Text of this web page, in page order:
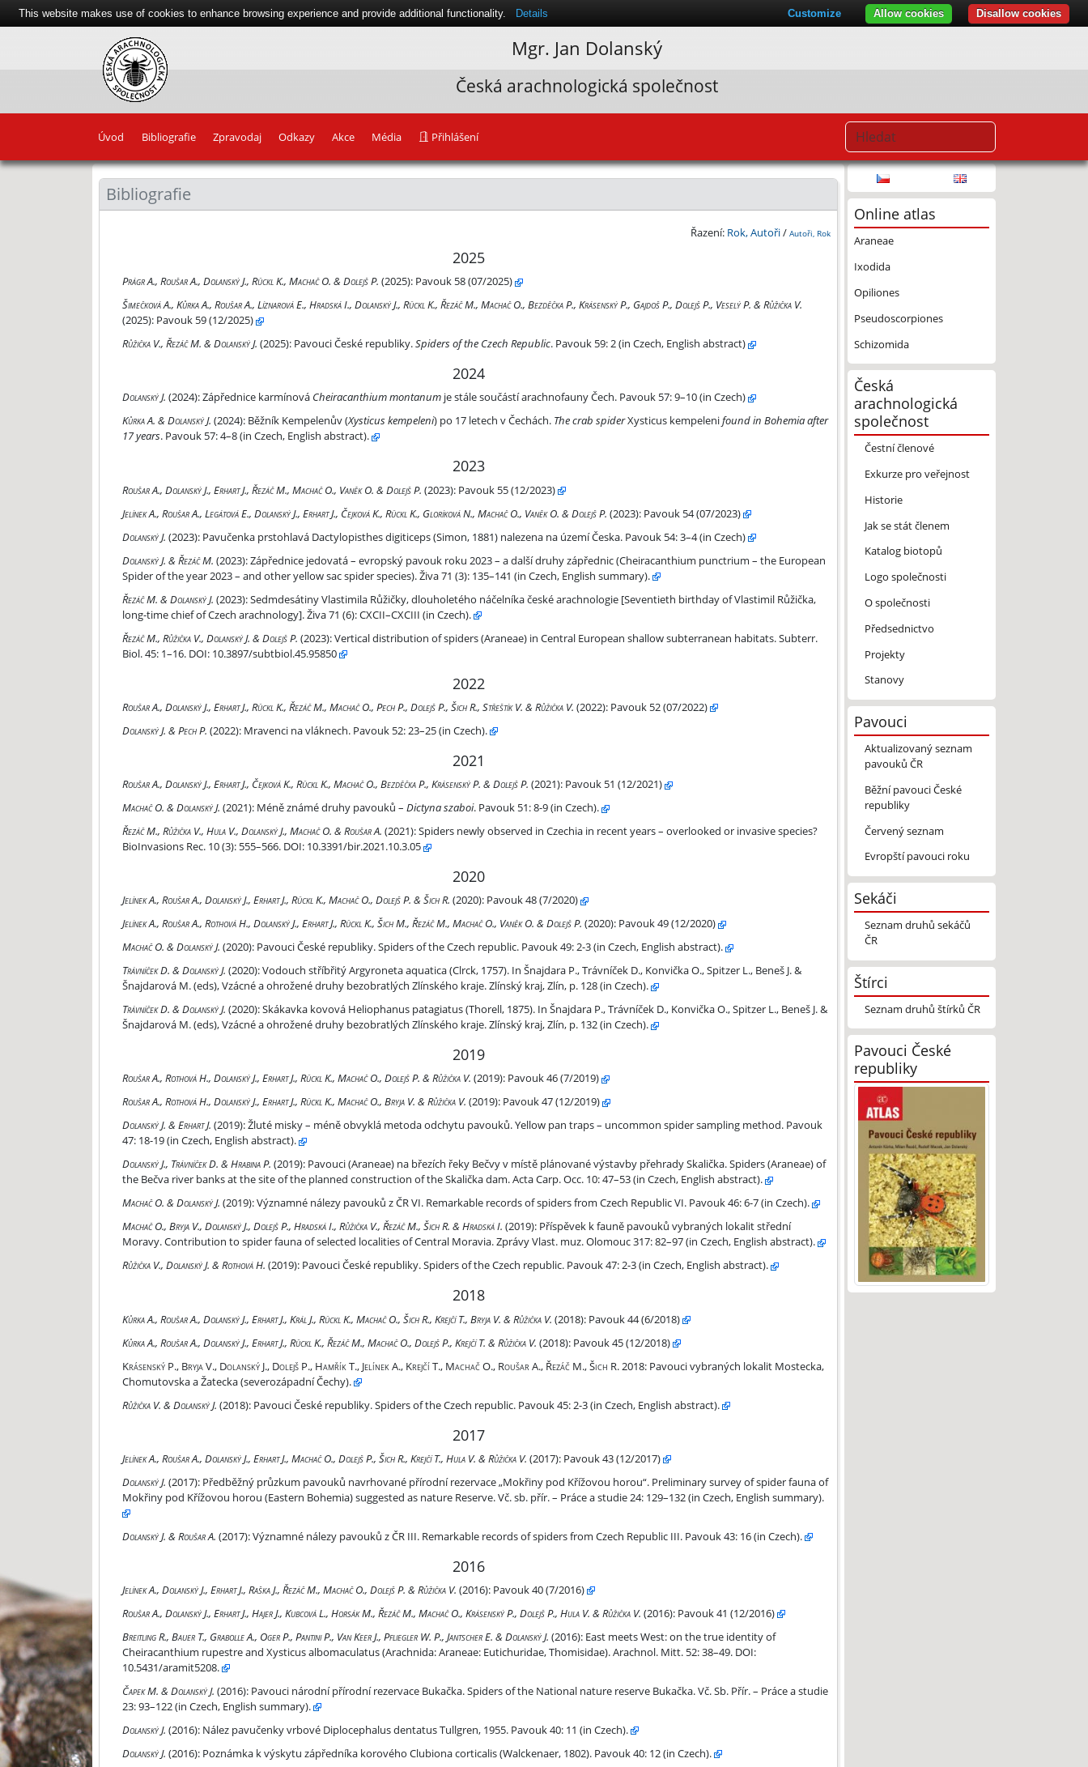
Mgr. Jan Dolanský
Česká arachnologická společnost
Úvod Bibliografie Zpravodaj Odkazy Akce Média Přihlášení
Bibliografie
Řazení: Rok, Autoři/Autoři, Rok
2025
Pavouk 58 (07/2025)
Prágr A., Roušar A., Dolanský J., Rückl K., Machač O. & Dolejš P. (2025): Pavouk 58 (07/2025)
Pavouk 59 (12/2025)
Šimečková A., Kůrka A., Roušar A., Líznarová E., Hradská I., Dolanský J., Rückl K., Řezáč M., Machač O., Bezděčka P., Krásenský P., Gajdoš P., Dolejš P., Veselý P. & Růžička V.
(2025): Pavouk 59 (12/2025)
Pavouci České republiky. Spiders of the Czech Republic. Pavouk 59: 2 (in Czech, English abstract)
Růžička V., Řezáč M. & Dolanský J. (2025): Pavouci České republiky.Spiders of the Czech Republic. Pavouk 59: 2 (in Czech, English abstract)
2024
Zápřednice karmínová Cheiracanthium montanum je stále součástí arachnofauny Čech
Dolanský J. (2024):Zápřednice karmínová Cheiracanthium montanum je stále součástí arachnofauny Čech. Pavouk 57: 9–10 (in Czech)
Běžník Kempelenův (Xysticus kempeleni) po 17 letech v Čechách
Kůrka A. & Dolanský J. (2024): Běžník Kempelenův (Xysticus kempeleni) po 17 letech v Čechách. The crab spiderXysticus kempelenifound in Bohemia after
17 years. Pavouk 57: 4–8 (in Czech, English abstract).
2023
Pavouk 55 (12/2023)
Roušar A., Dolanský J., Erhart J., Řezáč M., Machač O., Vaněk O. & Dolejš P. (2023): Pavouk 55 (12/2023)
Pavouk 54 (07/2023)
Jelínek A., Roušar A., Legátová E., Dolanský J., Erhart J., Čejková K., Rückl K., Gloríková N., Machač O., Vaněk O. & Dolejš P. (2023): Pavouk 54 (07/2023)
Pavučenka prstohlavá Dactylopisthes digiticeps (Simon, 1881) nalezena na území Česka. Pavouk 54: 3–4 (in Czech)
Dolanský J. (2023): Pavučenka prstohlavá Dactylopisthes digiticeps (Simon, 1881) nalezena na území Česka. Pavouk 54: 3–4 (in Czech)
Zápřednice jedovatá – evropský pavouk roku 2023 – a další druhy zápřednic (Cheiracanthium punctrium – the European Spider of the year 2023 – and other yellow sac spider species). Živa
Dolanský J. & Řezáč M. (2023):Zápřednice jedovatá – evropský pavouk roku 2023 – a další druhy zápřednic (Cheiracanthium punctrium – the European
Spider of the year 2023 – and other yellow sac spider species). Živa 71 (3): 135–141 (in Czech, English summary).
Sedmdesátiny Vlastimila Růžičky, dlouholetého náčelníka české arachnologie
Řezáč M. & Dolanský J. (2023):Sedmdesátiny Vlastimila Růžičky, dlouholetého náčelníka české arachnologie [Seventieth birthday of Vlastimil Růžička,
long-time chief of Czech arachnology]. Živa 71 (6): CXCII–CXCIII (in Czech).
Vertical distribution of spiders (Araneae) in Central European shallow subterranean habitats
Řezáč M., Růžička V., Dolanský J. & Dolejš P. (2023):Vertical distribution of spiders (Araneae) in Central European shallow subterranean habitats. Subterr.
Biol. 45: 1–16. DOI: 10.3897/subtbiol.45.95850
2022
Pavouk 52 (07/2022)
Roušar A., Dolanský J., Erhart J., Rückl K., Řezáč M., Machač O., Pech P., Dolejš P., Šich R., Střeštík V. & Růžička V. (2022): Pavouk 52 (07/2022)
Mravenci na vláknech.
Dolanský J. & Pech P. (2022): Mravenci na vláknech. Pavouk 52: 23–25 (in Czech).
2021
Pavouk 51 (12/2021)
Roušar A., Dolanský J., Erhart J., Čejková K., Rückl K., Machač O., Bezděčka P., Krásenský P. & Dolejš P. (2021): Pavouk 51 (12/2021)
Méně známé druhy pavouků – Dictyna szaboi.
Machač O. & Dolanský J. (2021): Méně známé druhy pavouků – Dictyna szaboi. Pavouk 51: 8-9 (in Czech).
Spiders newly observed in Czechia in recent years – overlooked or invasive species?
Řezáč M., Růžička V., Hula V., Dolanský J., Machač O. & Roušar A. (2021):Spiders newly observed in Czechia in recent years – overlooked or invasive species?
BioInvasions Rec. 10 (3): 555–566. DOI: 10.3391/bir.2021.10.3.05
2020
Pavouk 48 (7/2020)
Jelínek A., Roušar A., Dolanský J., Erhart J., Rückl K., Machač O., Dolejš P. & Šich R. (2020): Pavouk 48 (7/2020)
Pavouk 49 (12/2020)
Jelínek A., Roušar A., Rothová H., Dolanský J., Erhart J., Rückl K., Šich M., Řezáč M., Machač O., Vaněk O. & Dolejš P. (2020): Pavouk 49 (12/2020)
Pavouci České republiky
Machač O. & Dolanský J. (2020): Pavouci České republiky. Spiders of the Czech republic. Pavouk 49: 2-3 (in Czech, English abstract).
Vodouch stříbřitý Argyroneta aquatica (Clrck, 1757)
Trávníček D. & Dolanský J. (2020):Vodouch stříbřitý Argyroneta aquatica (Clrck, 1757). In Šnajdara P., Trávníček D., Konvička O., Spitzer L., Beneš J. &
Šnajdarová M. (eds), Vzácné a ohrožené druhy bezobratlých Zlínského kraje. Zlínský kraj, Zlín, p. 128 (in Czech).
Skákavka kovová Heliophanus patagiatus (Thorell, 1875)
Trávníček D. & Dolanský J. (2020):Skákavka kovová Heliophanus patagiatus (Thorell, 1875). In Šnajdara P., Trávníček D., Konvička O., Spitzer L., Beneš J. &
Šnajdarová M. (eds), Vzácné a ohrožené druhy bezobratlých Zlínského kraje. Zlínský kraj, Zlín, p. 132 (in Czech).
2019
Pavouk 46 (7/2019)
Roušar A., Rothová H., Dolanský J., Erhart J., Rückl K., Machač O., Dolejš P. & Růžička V. (2019): Pavouk 46 (7/2019)
Pavouk 47 (12/2019)
Roušar A., Rothová H., Dolanský J., Erhart J., Rückl K., Machač O., Bryja V. & Růžička V. (2019): Pavouk 47 (12/2019)
Žluté misky – méně obvyklá metoda odchytu pavouků. Yellow pan traps – uncommon spider sampling method. Pavouk 47: 18-19 (in Czech, English abstract).
Dolanský J. & Erhart J. (2019):Žluté misky – méně obvyklá metoda odchytu pavouků. Yellow pan traps – uncommon spider sampling method. Pavouk
47: 18-19 (in Czech, English abstract).
Pavouci (Araneae) na březích řeky Bečvy v místě plánované výstavby přehrady Skalička.
Dolanský J., Trávníček D. & Hrabina P. (2019): Pavouci (Araneae) na březích řeky Bečvy v místě plánované výstavby přehrady Skalička. Spiders (Araneae) of
the Bečva river banks at the site of the planned construction of the Skalička dam. Acta Carp. Occ. 10: 47–53 (in Czech, English abstract).
Významné nálezy pavouků z ČR VI. Remarkable records of spiders from Czech Republic VI. Pavouk 46: 6-7 (in Czech).
Machač O. & Dolanský J. (2019):Významné nálezy pavouků z ČR VI. Remarkable records of spiders from Czech Republic VI. Pavouk 46: 6-7 (in Czech).
Příspěvek k fauně pavouků vybraných lokalit střední Moravy
Machač O., Bryja V., Dolanský J., Dolejš P., Hradská I., Růžička V., Řezáč M., Šich R. & Hradská I. (2019): Příspěvek k fauně pavouků vybraných lokalit střední
Moravy. Contribution to spider fauna of selected localities of Central Moravia. Zprávy Vlast. muz. Olomouc 317: 82–97 (in Czech, English abstract).
Pavouci České republiky. Spiders of the Czech republic. Pavouk 47: 2-3 (in Czech, English abstract).
Růžička V., Dolanský J. & Rothová H. (2019): Pavouci České republiky. Spiders of the Czech republic. Pavouk 47: 2-3 (in Czech, English abstract).
2018
Pavouk 44 (6/2018)
Kůrka A., Roušar A., Dolanský J., Erhart J., Král J., Rückl K., Machač O., Šich R., Krejčí T., Bryja V. & Růžička V. (2018): Pavouk 44 (6/2018)
Pavouk 45 (12/2018)
Kůrka A., Roušar A., Dolanský J., Erhart J., Rückl K., Řezáč M., Machač O., Dolejš P., Krejčí T. & Růžička V. (2018): Pavouk 45 (12/2018)
Pavouci vybraných lokalit Mostecka, Chomutovska a Žatecka (severozápadní Čechy).
Krásenský P., Bryja V., Dolanský J., Dolejš P., Hamřík T., Jelínek A., Krejčí T., Machač O., Roušar A., Řezáč M., Šich R. 2018: Pavouci vybraných lokalit Mostecka,
Chomutovska a Žatecka (severozápadní Čechy).
Pavouci České republiky. Spiders of the Czech republic. Pavouk 45: 2-3 (in Czech, English abstract).
Růžička V. & Dolanský J. (2018): Pavouci České republiky. Spiders of the Czech republic. Pavouk 45: 2-3 (in Czech, English abstract).
2017
Pavouk 43 (12/2017)
Jelínek A., Roušar A., Dolanský J., Erhart J., Machač O., Dolejš P., Šich R., Krejčí T., Hula V. & Růžička V. (2017): Pavouk 43 (12/2017)
Předběžný průzkum pavouků navrhované přírodní rezervace „Mokřiny pod Křížovou horou“.
Dolanský J. (2017): Předběžný průzkum pavouků navrhované přírodní rezervace „Mokřiny pod Křížovou horou“. Preliminary survey of spider fauna of
Mokřiny pod Křížovou horou (Eastern Bohemia) suggested as nature Reserve. Vč. sb. přír. – Práce a studie 24: 129–132 (in Czech, English summary).
Významné nálezy pavouků z ČR III. Remarkable records of spiders from Czech Republic III. Pavouk 43: 16 (in Czech).
Dolanský J. & Roušar A. (2017):Významné nálezy pavouků z ČR III. Remarkable records of spiders from Czech Republic III. Pavouk 43: 16 (in Czech).
2016
Pavouk 40 (7/2016)
Jelínek A., Dolanský J., Erhart J., Raška J., Řezáč M., Machač O., Dolejš P. & Růžička V. (2016): Pavouk 40 (7/2016)
Pavouk 41 (12/2016)
Roušar A., Dolanský J., Erhart J., Hajer J., Kubcová L., Horsák M., Řezáč M., Machač O., Krásenský P., Dolejš P., Hula V. & Růžička V. (2016): Pavouk 41 (12/2016)
East meets West: on the true identity of Cheiracanthium rupestre and Xysticus albomaculatus.
Breitling R., Bauer T., Grabolle A., Oger P., Pantini P., Van Keer J., Pfliegler W. P., Jantscher E. & Dolanský J. (2016): East meets West: on the true identity of
Cheiracanthium rupestre and Xysticus albomaculatus (Arachnida: Araneae: Eutichuridae, Thomisidae). Arachnol. Mitt. 52: 38–49. DOI:
10.5431/aramit5208.
Pavouci národní přírodní rezervace Bukačka
Čapek M. & Dolanský J. (2016): Pavouci národní přírodní rezervace Bukačka. Spiders of the National nature reserve Bukačka. Vč. Sb. Přír. – Práce a studie
23: 93–122 (in Czech, English summary).
Nález pavučenky vrbové Diplocephalus dentatus Tullgren, 1955. Pavouk 40: 11 (in Czech).
Dolanský J. (2016): Nález pavučenky vrbové Diplocephalus dentatus Tullgren, 1955. Pavouk 40: 11 (in Czech).
Poznámka k výskytu zápředníka korového Clubiona corticalis (Walckenaer, 1802). Pavouk 40: 12 (in Czech).
Dolanský J. (2016): Poznámka k výskytu zápředníka korového Clubiona corticalis (Walckenaer, 1802). Pavouk 40: 12 (in Czech).
Online atlas
Araneae
Ixodida
Opiliones
Pseudoscorpiones
Schizomida
Česká
arachnologická
společnost
Čestní členové
Exkurze pro veřejnost
Historie
Jak se stát členem
Katalog biotopů
Logo společnosti
O společnosti
Předsednictvo
Projekty
Stanovy
Pavouci
Aktualizovaný seznam
pavouků ČR
Běžní pavouci České
republiky
Červený seznam
Evropští pavouci roku
Sekáči
Seznam druhů sekáčů
ČR
Štírci
Seznam druhů štírků ČR
Pavouci České
republiky
This website makes use of cookies to enhance browsing experience and provide additional functionality. Details Disallow cookies
Allow cookies
Customize